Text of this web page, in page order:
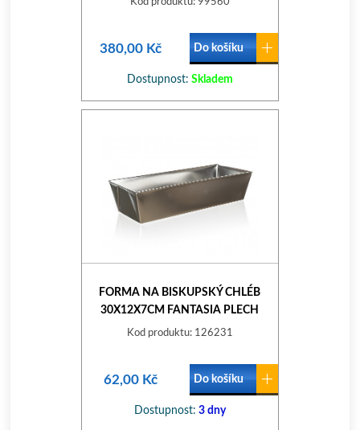
380,00 Kč Do košíku
Dostupnost: Skladem
FORMA NA BISKUPSKÝ CHLÉB
30X12X7CM FANTASIA PLECH
POCÍN.
Kod produktu: 126231
62,00 Kč Do košíku
Dostupnost: 3 dny